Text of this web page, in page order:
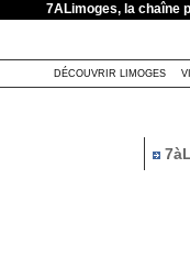
7ALimoges, la chaîne
DÉCOUVRIR LIMOGES